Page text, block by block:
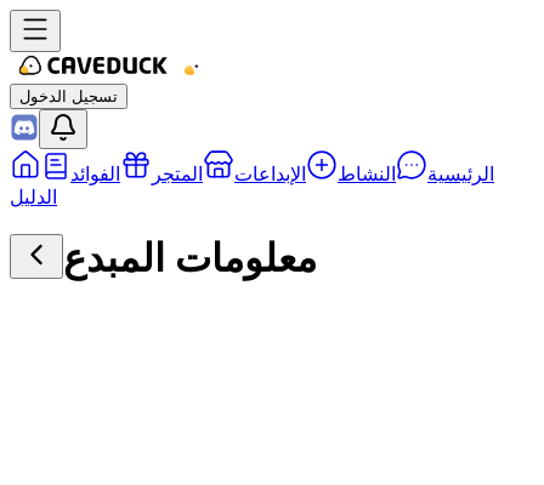
تسجيل الدخول
الرئيسية النشاط الإبداعات المتجر
الفوائد
الدليل
معلومات المبدع